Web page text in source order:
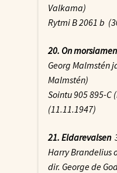
Valkama)
Rytmi B 2061 b
20. On
Georg Malmstén
Malmstén)
Sointu 905 895-C
(11.11.1947)
21. Eldarevalsen
Harry Brandelius
dir. George de